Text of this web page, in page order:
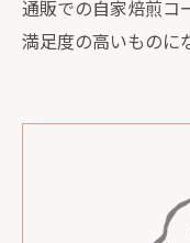
通販での自家焙煎コ
満足度の高いものに